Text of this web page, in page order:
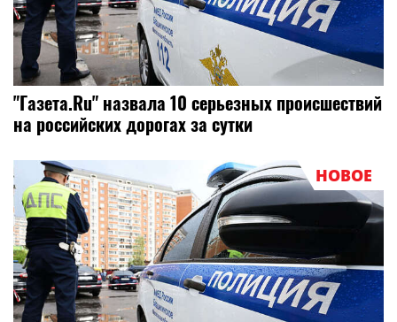
"Газета.Ru" назвала 10 серьезных происшествий
на российских дорогах за сутки
НОВОЕ